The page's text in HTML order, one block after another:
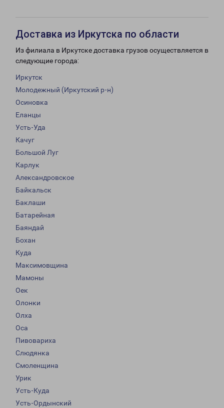
Доставка из Иркутска по области
Из филиала в Иркутске доставка грузов осуществляется в
следующие города:
Иркутск
Молодежный (Иркутский р-н)
Осиновка
Еланцы
Усть-Уда
Качуг
Большой Луг
Карлук
Александровское
Байкальск
Баклаши
Батарейная
Баяндай
Бохан
Куда
Максимовщина
Мамоны
Оек
Олонки
Олха
Оса
Пивовариха
Слюдянка
Смоленщина
Урик
Усть-Куда
Усть-Ордынский